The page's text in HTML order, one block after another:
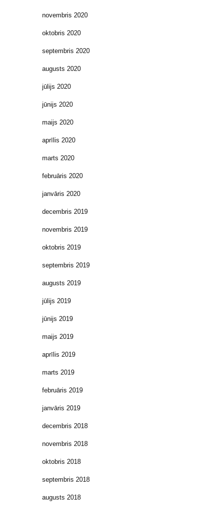
novembris 2020
oktobris 2020
septembris 2020
augusts 2020
jūlijs 2020
jūnijs 2020
maijs 2020
aprīlis 2020
marts 2020
februāris 2020
janvāris 2020
decembris 2019
novembris 2019
oktobris 2019
septembris 2019
augusts 2019
jūlijs 2019
jūnijs 2019
maijs 2019
aprīlis 2019
marts 2019
februāris 2019
janvāris 2019
decembris 2018
novembris 2018
oktobris 2018
septembris 2018
augusts 2018